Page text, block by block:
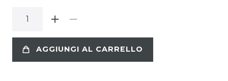
AGGIUNGI AL CARRELLO